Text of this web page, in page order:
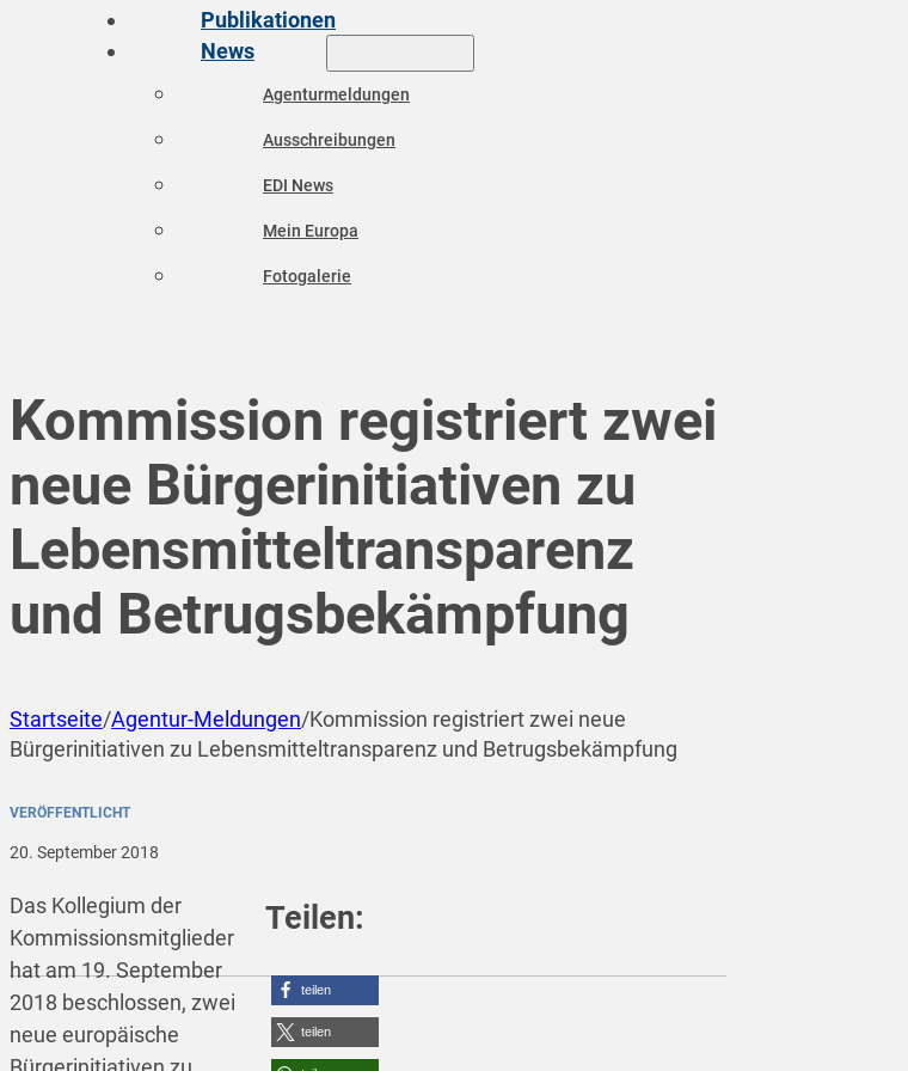
Publikationen
News
Agenturmeldungen
Ausschreibungen
EDI News
Mein Europa
Fotogalerie
Kommission registriert zwei
neue Bürgerinitiativen zu
Lebensmitteltransparenz
und Betrugsbekämpfung
Startseite/Agentur-Meldungen/Kommission registriert zwei neue
Bürgerinitiativen zu Lebensmitteltransparenz und Betrugsbekämpfung
VERÖFFENTLICHT
20. September 2018
Das Kollegium der
Kommissionsmitglieder
hat am 19. September
2018 beschlossen, zwei
neue europäische
Teilen:
teilen
teilen